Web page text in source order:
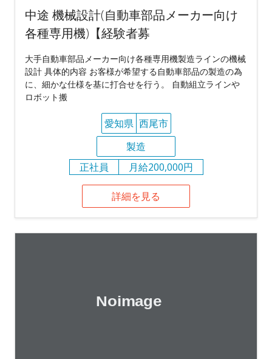
中途 機械設計(自動車部品メーカー向け
各種専用機)【経験者募
大手自動車部品メーカー向け各種専用機製造ラインの機械
設計 具体的内容 お客様が希望する自動車部品の製造の為
に、細かな仕様を基に打合せを行う。 自動組立ラインや
ロボット搬
愛知県 西尾市
製造
正社員
月給200,000円
詳細を見る